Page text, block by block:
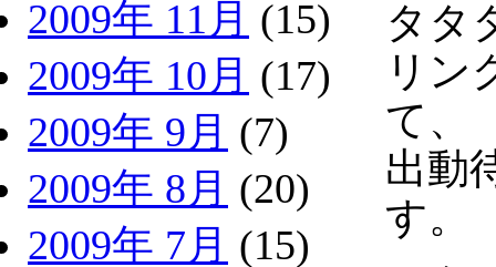
2009年 11月 (15)
2009年 10月 (17)
2009年 9月 (7)
2009年 8月 (20)
2009年 7月 (15)
タタ
リン
て、
出動
す。